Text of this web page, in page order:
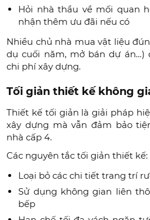
Hỏi nhà thầu về mối quan
nhận thêm ưu đãi nếu có
Nhiều chủ nhà mua vật liệu
dụ cuối năm, mở bán dự án…)
chi phí xây dựng.
Tối giản thiết kế không
Thiết kế tối giản là giải pháp
xây dựng mà vẫn đảm bảo
nhà cấp 4.
Các nguyên tắc tối giản thiết kế:
Loại bỏ các chi tiết trang trí
Sử dụng không gian liên
bếp